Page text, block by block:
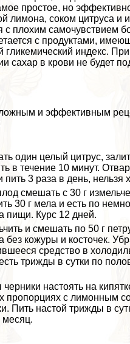
простое, но
лимона, соком цитруса и
с плохим самочувствием
с продуктами,
индекс. При
сахар в крови не будет
и эффективным
один целый цитрус,
в течение 10 минут.
пить 3 раза в день, нельзя
смешать с 30 г
30 г мела и есть по
пищи. Курс 12 дней.
и смешать по 50 г
без кожуры и косточек.
средство в
трижды в сутки по
черники настоять на
пропорциях с лимонным
Пить настой трижды в
месяц.